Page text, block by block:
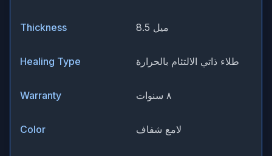
Thickness 8.5 ميل
Healing Type طلاء ذاتي الالتئام بالحرارة
Warranty ٨ سنوات
Color لامع شفاف